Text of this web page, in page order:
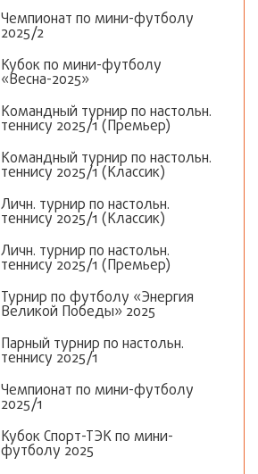
Чемпионат по мини-футболу
2025/2
Кубок по мини-футболу
«Весна-2025»
Командный турнир по настольн.
теннису 2025/1 (Премьер)
Командный турнир по настольн.
теннису 2025/1 (Классик)
Личн. турнир по настольн.
теннису 2025/1 (Классик)
Личн. турнир по настольн.
теннису 2025/1 (Премьер)
Турнир по футболу «Энергия
Великой Победы» 2025
Парный турнир по настольн.
теннису 2025/1
Чемпионат по мини-футболу
2025/1
Кубок Спорт-ТЭК по мини-
футболу 2025